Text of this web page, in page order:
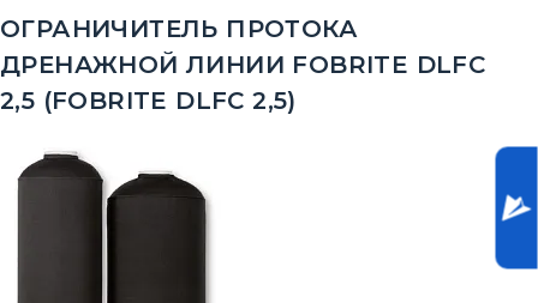
ОГРАНИЧИТЕЛЬ ПРОТОКА
ДРЕНАЖНОЙ ЛИНИИ FOBRITE DLFC
2,5 (FOBRITE DLFC 2,5)